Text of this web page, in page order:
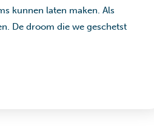
kunnen laten maken. Als
De droom die we geschetst